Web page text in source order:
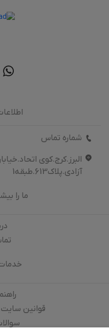
شماره تماس
البرز.کرج.کوی
آزادی.پلاک613.طبقه1
ما را
قوانین